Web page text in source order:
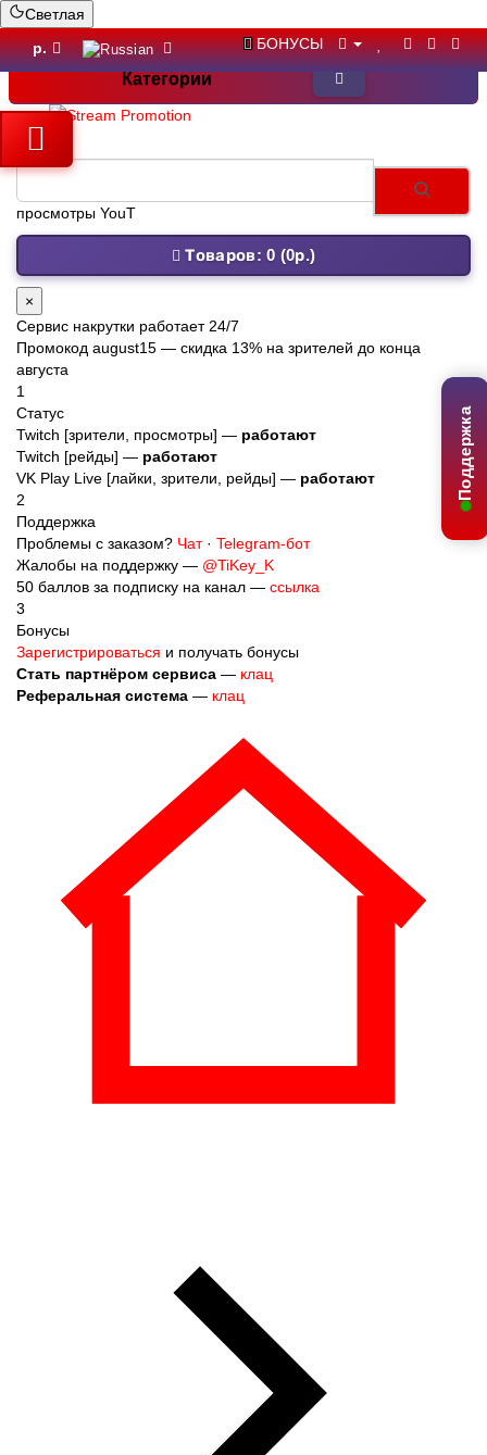
Светлая
Поддержка
р. БОНУСЫ
Товаров: 0 (0р.)
×
Сервис накрутки работает 24/7
Промокодaugust15— скидка 13% на зрителей до конца
августа
1
Статус
Twitch [зрители, просмотры] —
Twitch [рейды] —работают
VK Play Live [лайки, зрители, рейды] —
2
Поддержка
Проблемы с заказом?
Жалобы на поддержку — @TiKey_K
50 баллов за подписку на канал —ссылка
3
Бонусы
Зарегистрироваться
Стать партнёром сервиса—клац
Реферальная система—клац
Категории